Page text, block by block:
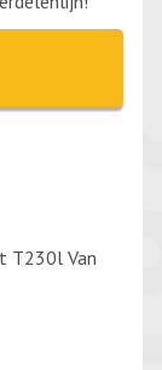
T230l Van